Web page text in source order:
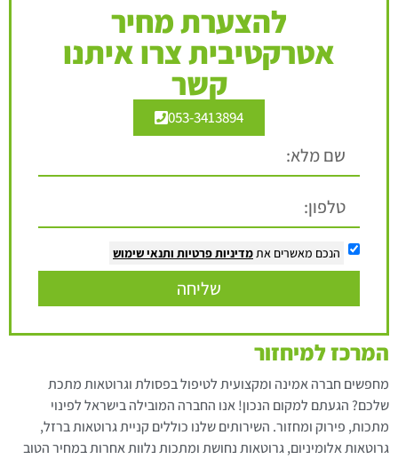
להצערת מחיר
אטרקטיבית צרו איתנו
קשר
053-3413894
הנכם מאשרים אתמדיניות פרטיות ותנאי שימוש
שליחה
המרכז למיחזור
מחפשים חברה אמינה ומקצועית לטיפול בפסולת וגרוטאות מתכת
שלכם? הגעתם למקום הנכון! אנו החברה המובילה בישראל לפינוי
מתכות, פירוק ומחזור. השירותים שלנו כוללים קניית גרוטאות ברזל,
גרוטאות אלומיניום, גרוטאות נחושת ומתכות נלוות אחרות במחיר הטוב